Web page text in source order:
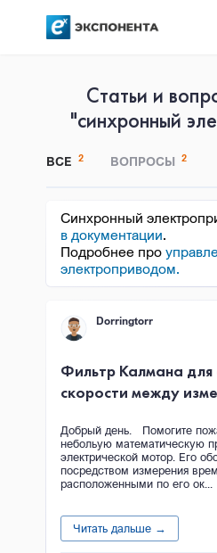
Статьи и
"синхронный
ВСЕ 2 ВОПРОСЫ 2
Cинхронный
в документации.
Подробнее про
электроприводом.
Dorringtorr
Фильтр Калмана
скорости между
Добрый день. Помогите
небольую математическую
электрической мотор. Его
посредством измерения
расположенными по его ок...
Читать дальше →